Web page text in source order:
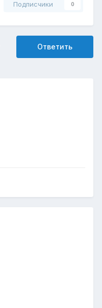
Подписчики 0
Ответить